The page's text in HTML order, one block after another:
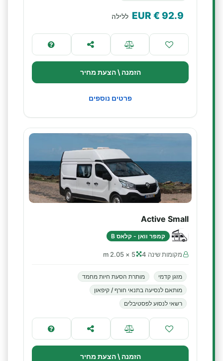
92.9
€ EUR ללילה
הזמנה \ הצעת מחיר
פרטים נוספים
Active Small
קמפר וואן - קלאס B
מקומות שינה 4 5 × 2.05 m
מזגן קדמי
מותרת הסעת חיות מחמד
מותאם לנסיעה בתנאי חורף / קיפאון
רשאי לנסוע לפסטיבלים
הזמנה \ הצעת מחיר